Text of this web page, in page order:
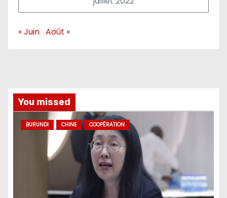
« Juin Août »
You missed
BURUNDI CHINE COOPÉRATION